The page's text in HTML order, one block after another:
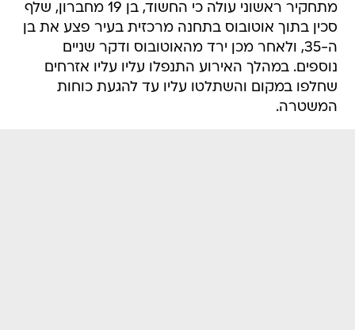
ה-35, ולאחר מכן ירד מהאוטובוס ודקר שניים
נוספים. במהלך האירוע התנפלו עליו עליו אזרחים
שחלפו במקום והשתלטו עליו עד להגעת כוחות
המשטרה.